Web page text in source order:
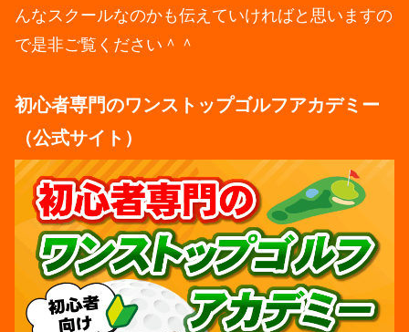
んなスクールなのかも伝えていければと思いますの
で是非ご覧ください＾＾
初心者専門のワンストップゴルフアカデミー
（公式サイト）